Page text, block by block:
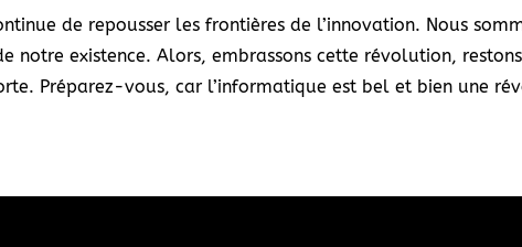
de repousser les frontières de l’innovation. Nous
notre existence. Alors, embrassons cette révolution,
Préparez-vous, car l’informatique est bel et bien une